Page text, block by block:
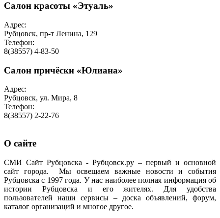
Салон красоты «Этуаль»
Адрес:
Рубцовск, пр-т Ленина, 129
Телефон:
8(38557) 4-83-50
Салон причёски «Юлиана»
Адрес:
Рубцовск, ул. Мира, 8
Телефон:
8(38557) 2-22-76
О сайте
СМИ Сайт Рубцовска - Рубцовск.ру – первый и основной
сайт города. Мы освещаем важные новости и события
Рубцовска с 1997 года. У нас наиболее полная информация об
истории Рубцовска и его жителях. Для удобства
пользователей наши сервисы – доска объявлений, форум,
каталог организаций и многое другое.